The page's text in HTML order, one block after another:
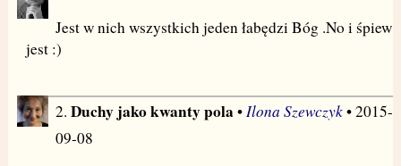
Jest w nich wszystkich jeden łabędzi Bóg .No i śpiew
jest :)
2. Duchy jako kwanty pola • Ilona Szewczyk• 2015-
09-08